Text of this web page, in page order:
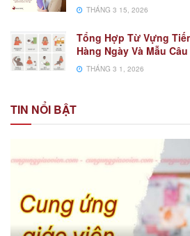
THÁNG 3 15, 2026
Tổng Hợp Từ Vựng
Hàng Ngày Và Mẫu
THÁNG 3 1, 2026
TIN NỔI BẬT